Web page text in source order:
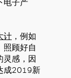
电子产
计 ，例如
照顾好自
灵感，因
成2019新